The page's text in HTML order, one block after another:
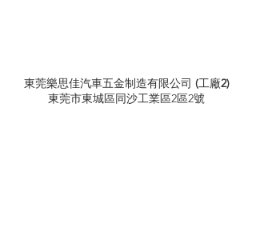
東莞樂思佳汽車五金制造有限公司 (工廠2)
東莞市東城區同沙工業區2區2號